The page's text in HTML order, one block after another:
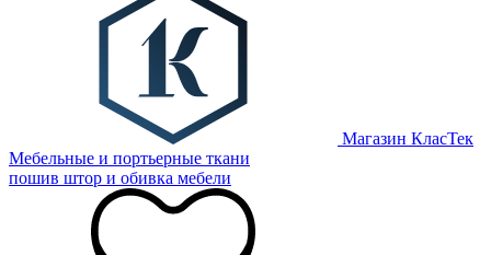
Магазин КласТек
Мебельные и портьерные ткани
пошив штор и обивка мебели